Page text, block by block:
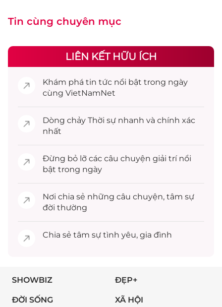
Tin cùng chuyên mục
LIÊN KẾT HỮU ÍCH
Khám phá tin tức nổi bật trong ngày
cùng VietNamNet
Dòng chảy Thời sự nhanh và chính xác
nhất
Đừng bỏ lỡ các câu chuyện giải trínổi
bật trong ngày
Nơi chia sẻ những câu chuyện, tâm sự
đời thường
Chia sẻ tâm sự tình yêu, gia đình
SHOWBIZ ĐẸP+
ĐỜI SỐNG XÃ HỘI